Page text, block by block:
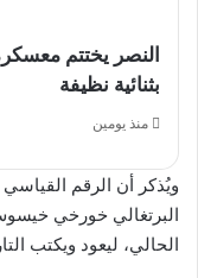
النصر يختتم
بثنائية نظيفة
منذ يومين
ويُذكر أن الرقم
البرتغالي خورخي
الحالي، ليعود ويكتب